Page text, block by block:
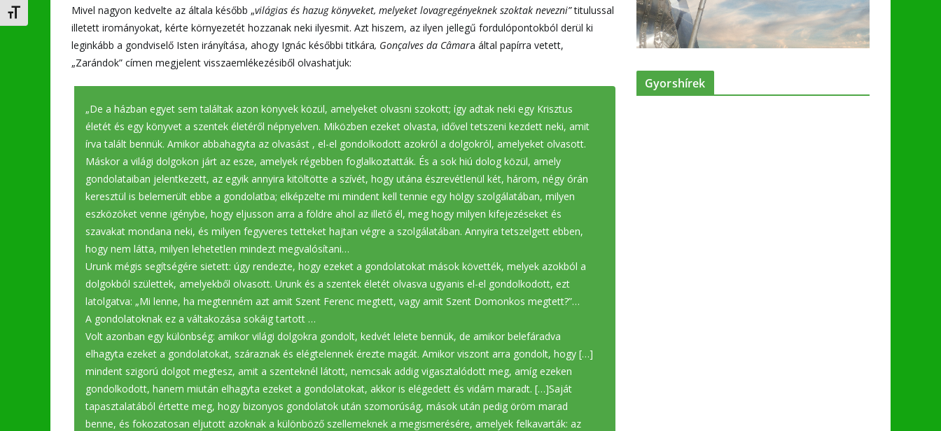
Betűméret váltásaMivel nagyon kedvelte az általa később „világias és hazug könyveket, melyeket lovagregényeknek szoktak nevezni”titulussal
illetett irományokat, kérte környezetét hozzanak neki ilyesmit. Azt hiszem, az ilyen jellegű fordulópontokból derül ki
leginkább a gondviselő Isten irányítása, ahogy Ignác későbbi titkára, Gonçalves da Câmara által papírra vetett,
„Zarándok” címen megjelent visszaemlékezésiből olvashatjuk:
„De a házban egyet sem találtak azon könyvek közül, amelyeket olvasni szokott; így adtak neki egy Krisztus
életét és egy könyvet a szentek életéről népnyelven. Miközben ezeket olvasta, idővel tetszeni kezdett neki, amit
írva talált bennük. Amikor abbahagyta az olvasást , el-el gondolkodott azokról a dolgokról, amelyeket olvasott.
Máskor a világi dolgokon járt az esze, amelyek régebben foglalkoztatták. És a sok hiú dolog közül, amely
gondolataiban jelentkezett, az egyik annyira kitöltötte a szívét, hogy utána észrevétlenül két, három, négy órán
keresztül is belemerült ebbe a gondolatba; elképzelte mi mindent kell tennie egy hölgy szolgálatában, milyen
eszközöket venne igénybe, hogy eljusson arra a földre ahol az illető él, meg hogy milyen kifejezéseket és
szavakat mondana neki, és milyen fegyveres tetteket hajtan végre a szolgálatában. Annyira tetszelgett ebben,
hogy nem látta, milyen lehetetlen mindezt megvalósítani…
Urunk mégis segítségére sietett: úgy rendezte, hogy ezeket a gondolatokat mások követték, melyek azokból a
dolgokból születtek, amelyekből olvasott. Urunk és a szentek életét olvasva ugyanis el-el gondolkodott, ezt
latolgatva: „Mi lenne, ha megtenném azt amit Szent Ferenc megtett, vagy amit Szent Domonkos megtett?”…
A gondolatoknak ez a váltakozása sokáig tartott …
Volt azonban egy különbség: amikor világi dolgokra gondolt, kedvét lelete bennük, de amikor belefáradva
elhagyta ezeket a gondolatokat, száraznak és elégtelennek érezte magát. Amikor viszont arra gondolt, hogy […]
mindent szigorú dolgot megtesz, amit a szenteknél látott, nemcsak addig vigasztalódott meg, amíg ezeken
gondolkodott, hanem miután elhagyta ezeket a gondolatokat, akkor is elégedett és vidám maradt. […]Saját
tapasztalatából értette meg, hogy bizonyos gondolatok után szomorúság, mások után pedig öröm marad
benne, és fokozatosan eljutott azoknak a különböző szellemeknek a megismerésére, amelyek felkavarták: az
Gyorshírek